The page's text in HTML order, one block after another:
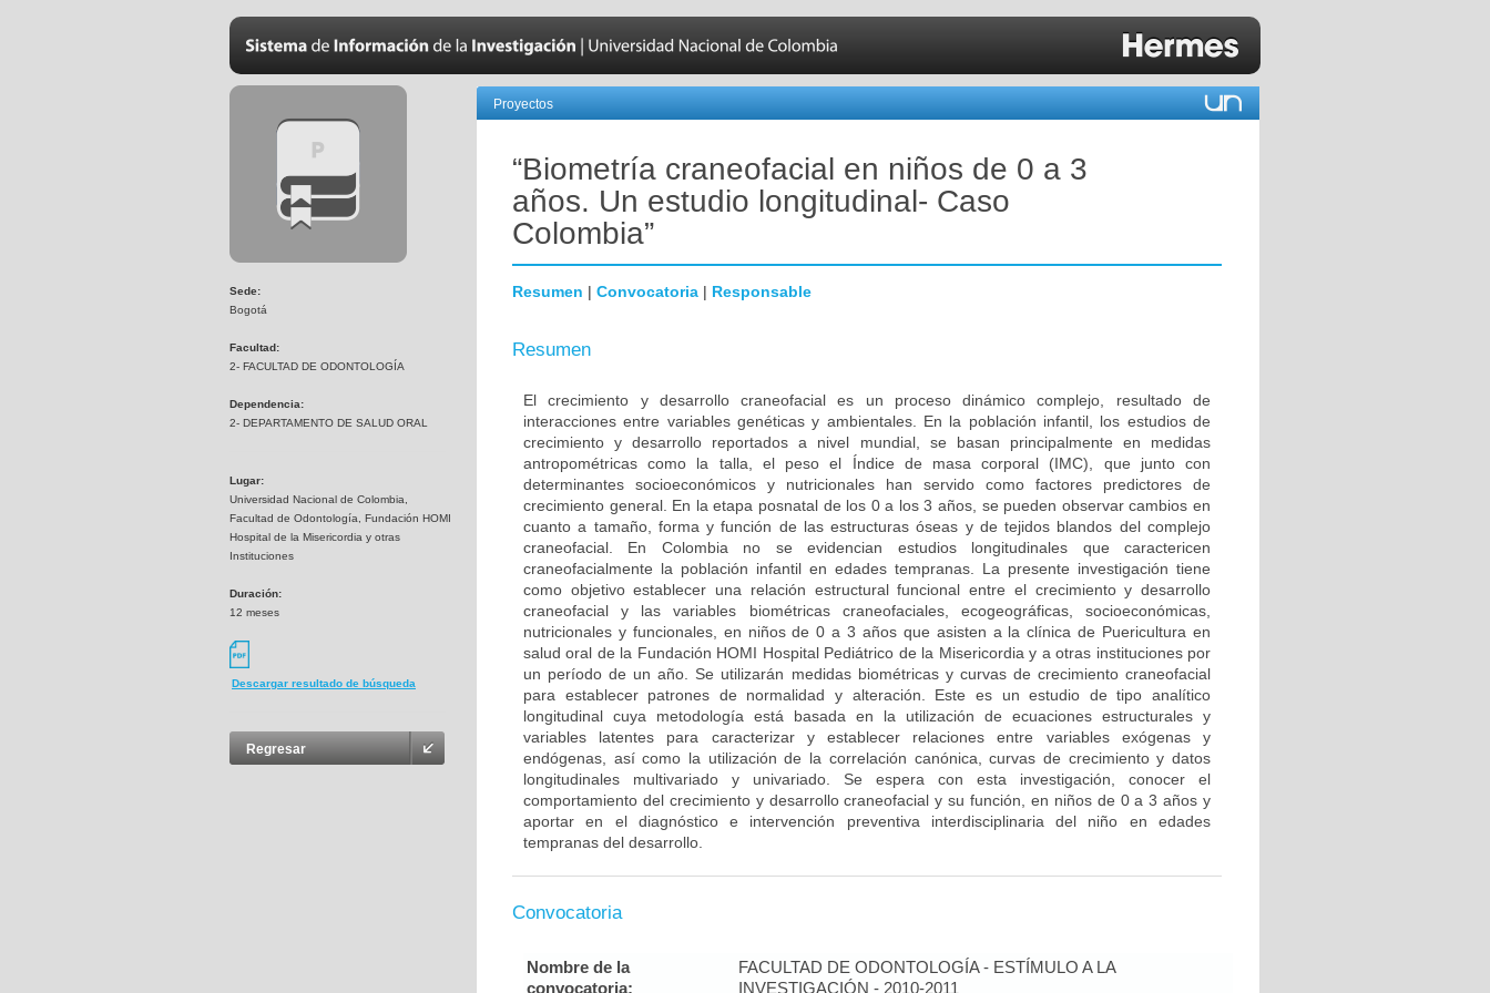
Sede:
Bogotá
Facultad:
2- FACULTAD DE ODONTOLOGÍA
Dependencia:
2- DEPARTAMENTO DE SALUD ORAL
Lugar:
Universidad Nacional de Colombia,
Facultad de Odontología, Fundación HOMI
Hospital de la Misericordia y otras
Instituciones
Duración:
12 meses
Descargar resultado de búsqueda
Regresar
Proyectos
“Biometría craneofacial en niños de 0 a 3
años. Un estudio longitudinal- Caso
Colombia”
Resumen | Convocatoria | Responsable
Resumen
El crecimiento y desarrollo craneofacial es un proceso dinámico complejo, resultado de
interacciones entre variables genéticas y ambientales. En la población infantil, los estudios de
crecimiento y desarrollo reportados a nivel mundial, se basan principalmente en medidas
antropométricas como la talla, el peso el Índice de masa corporal (IMC), que junto con
determinantes socioeconómicos y nutricionales han servido como factores predictores de
crecimiento general. En la etapa posnatal de los 0 a los 3 años, se pueden observar cambios en
cuanto a tamaño, forma y función de las estructuras óseas y de tejidos blandos del complejo
craneofacial. En Colombia no se evidencian estudios longitudinales que caractericen
craneofacialmente la población infantil en edades tempranas. La presente investigación tiene
como objetivo establecer una relación estructural funcional entre el crecimiento y desarrollo
craneofacial y las variables biométricas craneofaciales, ecogeográficas, socioeconómicas,
nutricionales y funcionales, en niños de 0 a 3 años que asisten a la clínica de Puericultura en
salud oral de la Fundación HOMI Hospital Pediátrico de la Misericordia y a otras instituciones por
un período de un año. Se utilizarán medidas biométricas y curvas de crecimiento craneofacial
para establecer patrones de normalidad y alteración. Este es un estudio de tipo analítico
longitudinal cuya metodología está basada en la utilización de ecuaciones estructurales y
variables latentes para caracterizar y establecer relaciones entre variables exógenas y
endógenas, así como la utilización de la correlación canónica, curvas de crecimiento y datos
longitudinales multivariado y univariado. Se espera con esta investigación, conocer el
comportamiento del crecimiento y desarrollo craneofacial y su función, en niños de 0 a 3 años y
aportar en el diagnóstico e intervención preventiva interdisciplinaria del niño en edades
tempranas del desarrollo.
Convocatoria
Nombre de la
convocatoria:
FACULTAD DE ODONTOLOGÍA - ESTÍMULO A LA
INVESTIGACIÓN - 2010-2011